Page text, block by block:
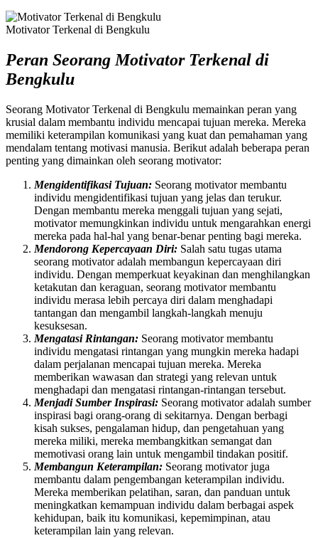
Motivator Terkenal di Bengkulu
Peran Seorang Motivator Terkenal di
Bengkulu
Seorang Motivator Terkenal di Bengkulu memainkan peran yang
krusial dalam membantu individu mencapai tujuan mereka. Mereka
memiliki keterampilan komunikasi yang kuat dan pemahaman yang
mendalam tentang motivasi manusia. Berikut adalah beberapa peran
penting yang dimainkan oleh seorang motivator:
Mengidentifikasi Tujuan: Seorang motivator membantu
individu mengidentifikasi tujuan yang jelas dan terukur.
Dengan membantu mereka menggali tujuan yang sejati,
motivator memungkinkan individu untuk mengarahkan energi
mereka pada hal-hal yang benar-benar penting bagi mereka.
Mendorong Kepercayaan Diri: Salah satu tugas utama
seorang motivator adalah membangun kepercayaan diri
individu. Dengan memperkuat keyakinan dan menghilangkan
ketakutan dan keraguan, seorang motivator membantu
individu merasa lebih percaya diri dalam menghadapi
tantangan dan mengambil langkah-langkah menuju
kesuksesan.
Mengatasi Rintangan: Seorang motivator membantu
individu mengatasi rintangan yang mungkin mereka hadapi
dalam perjalanan mencapai tujuan mereka. Mereka
memberikan wawasan dan strategi yang relevan untuk
menghadapi dan mengatasi rintangan-rintangan tersebut.
Menjadi Sumber Inspirasi: Seorang motivator adalah sumber
inspirasi bagi orang-orang di sekitarnya. Dengan berbagi
kisah sukses, pengalaman hidup, dan pengetahuan yang
mereka miliki, mereka membangkitkan semangat dan
memotivasi orang lain untuk mengambil tindakan positif.
Membangun Keterampilan: Seorang motivator juga
membantu dalam pengembangan keterampilan individu.
Mereka memberikan pelatihan, saran, dan panduan untuk
meningkatkan kemampuan individu dalam berbagai aspek
kehidupan, baik itu komunikasi, kepemimpinan, atau
keterampilan lain yang relevan.